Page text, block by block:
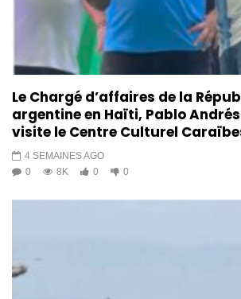
Le Chargé d’affaires de la
argentine en Haïti, Pablo
visite le Centre Culturel
4 SEMAINES AGO
0
8K 0 0